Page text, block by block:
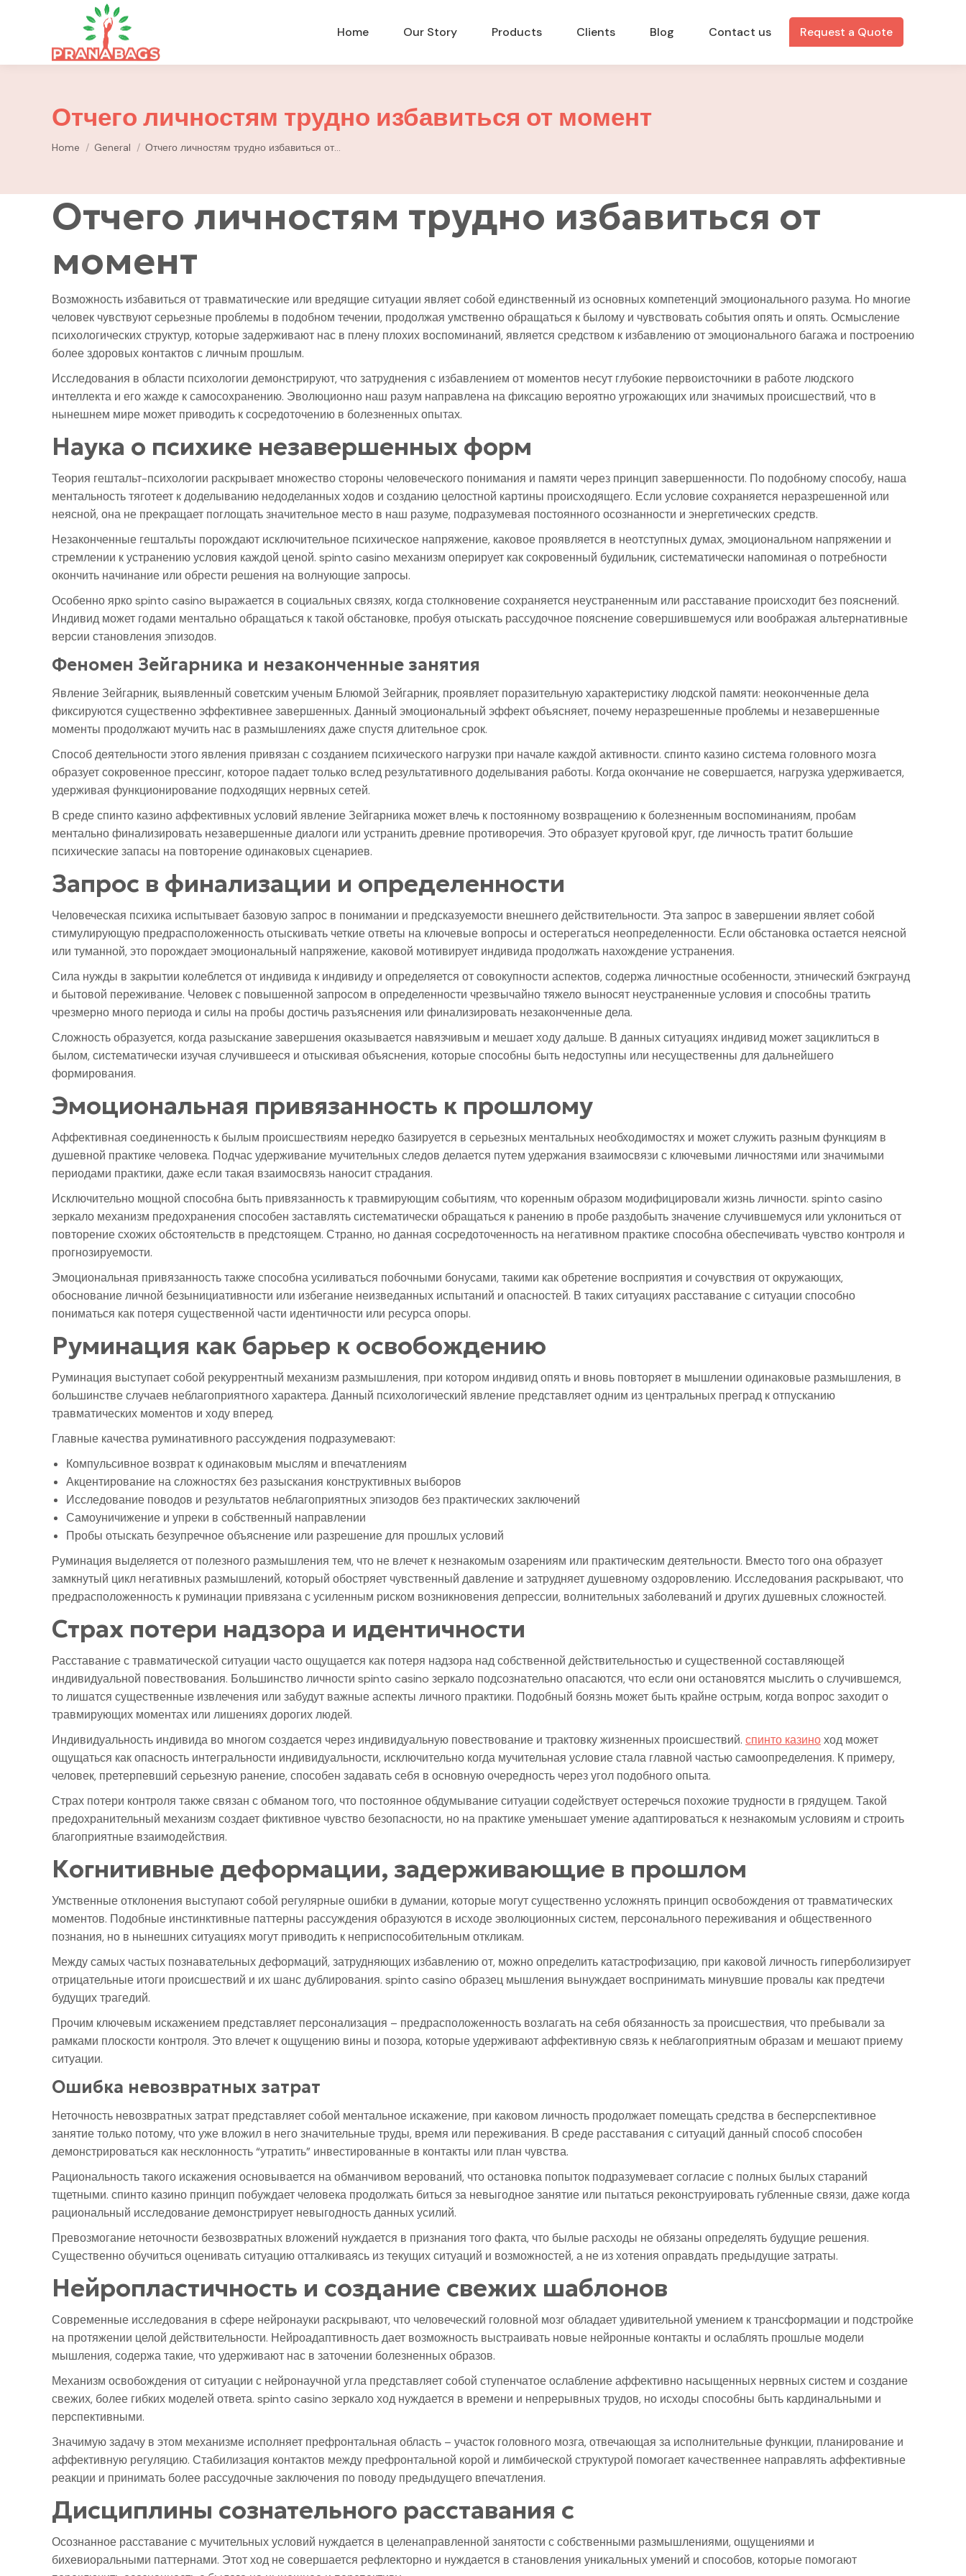
Home Our Story Products Clients Blog Contact us Request a Quote
Отчего личностям трудно избавиться от момент
You are here:
Home General Отчего личностям трудно избавиться от…
Отчего личностям трудно избавиться от
момент
Возможность избавиться от травматические или вредящие ситуации являет собой единственный из основных компетенций эмоционального разума. Но многие
человек чувствуют серьезные проблемы в подобном течении, продолжая умственно обращаться к былому и чувствовать события опять и опять. Осмысление
психологических структур, которые задерживают нас в плену плохих воспоминаний, является средством к избавлению от эмоционального багажа и построению
более здоровых контактов с личным прошлым.
Исследования в области психологии демонстрируют, что затруднения с избавлением от моментов несут глубокие первоисточники в работе людского
интеллекта и его жажде к самосохранению. Эволюционно наш разум направлена на фиксацию вероятно угрожающих или значимых происшествий, что в
нынешнем мире может приводить к сосредоточению в болезненных опытах.
Наука о психике незавершенных форм
Теория гештальт-психологии раскрывает множество стороны человеческого понимания и памяти через принцип завершенности. По подобному способу, наша
ментальность тяготеет к доделыванию недоделанных ходов и созданию целостной картины происходящего. Если условие сохраняется неразрешенной или
неясной, она не прекращает поглощать значительное место в наш разуме, подразумевая постоянного осознанности и энергетических средств.
Незаконченные гештальты порождают исключительное психическое напряжение, каковое проявляется в неотступных думах, эмоциональном напряжении и
стремлении к устранению условия каждой ценой. spinto casino механизм оперирует как сокровенный будильник, систематически напоминая о потребности
окончить начинание или обрести решения на волнующие запросы.
Особенно ярко spinto casino выражается в социальных связях, когда столкновение сохраняется неустраненным или расставание происходит без пояснений.
Индивид может годами ментально обращаться к такой обстановке, пробуя отыскать рассудочное пояснение совершившемуся или воображая альтернативные
версии становления эпизодов.
Феномен Зейгарника и незаконченные занятия
Явление Зейгарник, выявленный советским ученым Блюмой Зейгарник, проявляет поразительную характеристику людской памяти: неоконченные дела
фиксируются существенно эффективнее завершенных. Данный эмоциональный эффект объясняет, почему неразрешенные проблемы и незавершенные
моменты продолжают мучить нас в размышлениях даже спустя длительное срок.
Способ деятельности этого явления привязан с созданием психического нагрузки при начале каждой активности. спинто казино система головного мозга
образует сокровенное прессинг, которое падает только вслед результативного доделывания работы. Когда окончание не совершается, нагрузка удерживается,
удерживая функционирование подходящих нервных сетей.
В среде спинто казино аффективных условий явление Зейгарника может влечь к постоянному возвращению к болезненным воспоминаниям, пробам
ментально финализировать незавершенные диалоги или устранить древние противоречия. Это образует круговой круг, где личность тратит большие
психические запасы на повторение одинаковых сценариев.
Запрос в финализации и определенности
Человеческая психика испытывает базовую запрос в понимании и предсказуемости внешнего действительности. Эта запрос в завершении являет собой
стимулирующую предрасположенность отыскивать четкие ответы на ключевые вопросы и остерегаться неопределенности. Если обстановка остается неясной
или туманной, это порождает эмоциональный напряжение, каковой мотивирует индивида продолжать нахождение устранения.
Сила нужды в закрытии колеблется от индивида к индивиду и определяется от совокупности аспектов, содержа личностные особенности, этнический бэкграунд
и бытовой переживание. Человек с повышенной запросом в определенности чрезвычайно тяжело выносят неустраненные условия и способны тратить
чрезмерно много периода и силы на пробы достичь разъяснения или финализировать незаконченные дела.
Сложность образуется, когда разыскание завершения оказывается навязчивым и мешает ходу дальше. В данных ситуациях индивид может зациклиться в
былом, систематически изучая случившееся и отыскивая объяснения, которые способны быть недоступны или несущественны для дальнейшего
формирования.
Эмоциональная привязанность к прошлому
Аффективная соединенность к былым происшествиям нередко базируется в серьезных ментальных необходимостях и может служить разным функциям в
душевной практике человека. Подчас удерживание мучительных следов делается путем удержания взаимосвязи с ключевыми личностями или значимыми
периодами практики, даже если такая взаимосвязь наносит страдания.
Исключительно мощной способна быть привязанность к травмирующим событиям, что коренным образом модифицировали жизнь личности. spinto casino
зеркало механизм предохранения способен заставлять систематически обращаться к ранению в пробе раздобыть значение случившемуся или уклониться от
повторение схожих обстоятельств в предстоящем. Странно, но данная сосредоточенность на негативном практике способна обеспечивать чувство контроля и
прогнозируемости.
Эмоциональная привязанность также способна усиливаться побочными бонусами, такими как обретение восприятия и сочувствия от окружающих,
обоснование личной безынициативности или избегание неизведанных испытаний и опасностей. В таких ситуациях расставание с ситуации способно
пониматься как потеря существенной части идентичности или ресурса опоры.
Руминация как барьер к освобождению
Руминация выступает собой рекуррентный механизм размышления, при котором индивид опять и вновь повторяет в мышлении одинаковые размышления, в
большинстве случаев неблагоприятного характера. Данный психологический явление представляет одним из центральных преград к отпусканию
травматических моментов и ходу вперед.
Главные качества руминативного рассуждения подразумевают:
Компульсивное возврат к одинаковым мыслям и впечатлениям
Акцентирование на сложностях без разыскания конструктивных выборов
Исследование поводов и результатов неблагоприятных эпизодов без практических заключений
Самоуничижение и упреки в собственный направлении
Пробы отыскать безупречное объяснение или разрешение для прошлых условий
Руминация выделяется от полезного размышления тем, что не влечет к незнакомым озарениям или практическим деятельности. Вместо того она образует
замкнутый цикл негативных размышлений, который обостряет чувственный давление и затрудняет душевному оздоровлению. Исследования раскрывают, что
предрасположенность к руминации привязана с усиленным риском возникновения депрессии, волнительных заболеваний и других душевных сложностей.
Страх потери надзора и идентичности
Расставание с травматической ситуации часто ощущается как потеря надзора над собственной действительностью и существенной составляющей
индивидуальной повествования. Большинство личности spinto casino зеркало подсознательно опасаются, что если они остановятся мыслить о случившемся,
то лишатся существенные извлечения или забудут важные аспекты личного практики. Подобный боязнь может быть крайне острым, когда вопрос заходит о
травмирующих моментах или лишениях дорогих людей.
Индивидуальность индивида во многом создается через индивидуальную повествование и трактовку жизненных происшествий. спинто казиноход может
ощущаться как опасность интегральности индивидуальности, исключительно когда мучительная условие стала главной частью самоопределения. К примеру,
человек, претерпевший серьезную ранение, способен задавать себя в основную очередность через угол подобного опыта.
Страх потери контроля также связан с обманом того, что постоянное обдумывание ситуации содействует остеречься похожие трудности в грядущем. Такой
предохранительный механизм создает фиктивное чувство безопасности, но на практике уменьшает умение адаптироваться к незнакомым условиям и строить
благоприятные взаимодействия.
Когнитивные деформации, задерживающие в прошлом
Умственные отклонения выступают собой регулярные ошибки в думании, которые могут существенно усложнять принцип освобождения от травматических
моментов. Подобные инстинктивные паттерны рассуждения образуются в исходе эволюционных систем, персонального переживания и общественного
познания, но в нынешних ситуациях могут приводить к неприспособительным откликам.
Между самых частых познавательных деформаций, затрудняющих избавлению от, можно определить катастрофизацию, при каковой личность гиперболизирует
отрицательные итоги происшествий и их шанс дублирования. spinto casino образец мышления вынуждает воспринимать минувшие провалы как предтечи
будущих трагедий.
Прочим ключевым искажением представляет персонализация – предрасположенность возлагать на себя обязанность за происшествия, что пребывали за
рамками плоскости контроля. Это влечет к ощущению вины и позора, которые удерживают аффективную связь к неблагоприятным образам и мешают приему
ситуации.
Ошибка невозвратных затрат
Неточность невозвратных затрат представляет собой ментальное искажение, при каковом личность продолжает помещать средства в бесперспективное
занятие только потому, что уже вложил в него значительные труды, время или переживания. В среде расставания с ситуаций данный способ способен
демонстрироваться как несклонность “утратить” инвестированные в контакты или план чувства.
Рациональность такого искажения основывается на обманчивом верований, что остановка попыток подразумевает согласие с полных былых стараний
тщетными. спинто казино принцип побуждает человека продолжать биться за невыгодное занятие или пытаться реконструировать губленные связи, даже когда
рациональный исследование демонстрирует невыгодность данных усилий.
Превозмогание неточности безвозвратных вложений нуждается в признания того факта, что былые расходы не обязаны определять будущие решения.
Существенно обучиться оценивать ситуацию отталкиваясь из текущих ситуаций и возможностей, а не из хотения оправдать предыдущие затраты.
Нейропластичность и создание свежих шаблонов
Современные исследования в сфере нейронауки раскрывают, что человеческий головной мозг обладает удивительной умением к трансформации и подстройке
на протяжении целой действительности. Нейроадаптивность дает возможность выстраивать новые нейронные контакты и ослаблять прошлые модели
мышления, содержа такие, что удерживают нас в заточении болезненных образов.
Механизм освобождения от ситуации с нейронаучной угла представляет собой ступенчатое ослабление аффективно насыщенных нервных систем и создание
свежих, более гибких моделей ответа. spinto casino зеркало ход нуждается в времени и непрерывных трудов, но исходы способны быть кардинальными и
перспективными.
Значимую задачу в этом механизме исполняет префронтальная область – участок головного мозга, отвечающая за исполнительные функции, планирование и
аффективную регуляцию. Стабилизация контактов между префронтальной корой и лимбической структурой помогает качественнее направлять аффективные
реакции и принимать более рассудочные заключения по поводу предыдущего впечатления.
Дисциплины сознательного расставания с
Осознанное расставание с мучительных условий нуждается в целенаправленной занятости с собственными размышлениями, ощущениями и
бихевиоральными паттернами. Этот ход не совершается рефлекторно и нуждается в становления уникальных умений и способов, которые помогают